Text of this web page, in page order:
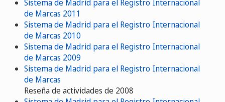
Sistema de Madrid para el Registro Internacional
de Marcas 2011
Sistema de Madrid para el Registro Internacional
de Marcas 2010
Sistema de Madrid para el Registro Internacional
de Marcas 2009
Sistema de Madrid para el Registro Internacional
de Marcas
Reseña de actividades de 2008